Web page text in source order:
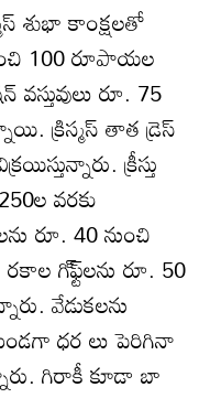
శుభా కాంక్షలతో
100 రూపాయల
వస్తువులు రూ. 75
క్రిస్మస్‌ తాత డ్రెస్‌
క్రీస్తు
వరకు
రూ. 40 నుంచి
రకాల గి్‌ఫ్ట్‌లను రూ. 50
వేడుకలను
ధర లు పెరిగినా
గిరాకీ కూడా బా